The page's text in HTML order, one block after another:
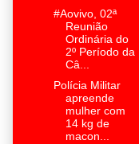
#Aovivo, 02ª
Reunião
Ordinária do
2º Período da
Câ...
Polícia Militar
apreende
mulher com
14 kg de
macon...